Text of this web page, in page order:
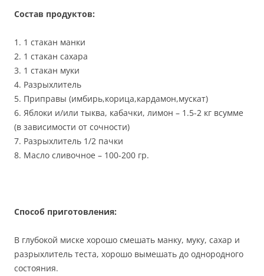
Состав продуктов:
1. 1 стакан манки
2. 1 стакан сахара
3. 1 стакан муки
4. Разрыхлитель
5. Приправы (имбирь,корица,кардамон,мускат)
6. Яблоки и/или тыква, кабачки, лимон – 1.5-2 кг всумме
(в зависимости от сочности)
7. Разрыхлитель 1/2 пачки
8. Масло сливочное – 100-200 гр.
Способ приготовления:
В глубокой миске хорошо смешать манку, муку, сахар и
разрыхлитель теста, хорошо вымешать до однородного
состояния.